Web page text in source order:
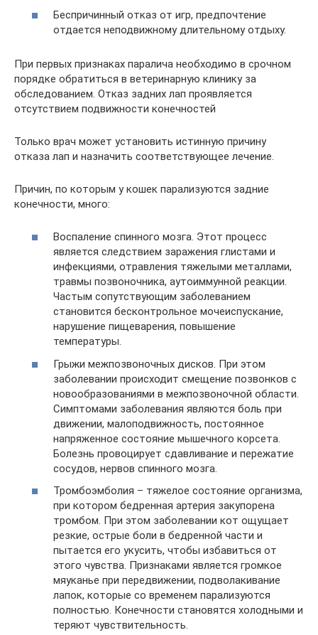
Беспричинный отказ от игр, предпочтение
отдается неподвижному длительному отдыху.
При первых признаках паралича необходимо в срочном
порядке обратиться в ветеринарную клинику за
обследованием. Отказ задних лап проявляется
отсутствием подвижности конечностей
Только врач может установить истинную причину
отказа лап и назначить соответствующее лечение.
Причин, по которым у кошек парализуются задние
конечности, много:
Воспаление спинного мозга. Этот процесс
является следствием заражения глистами и
инфекциями, отравления тяжелыми металлами,
травмы позвоночника, аутоиммунной реакции.
Частым сопутствующим заболеванием
становится бесконтрольное мочеиспускание,
нарушение пищеварения, повышение
температуры.
Грыжи межпозвоночных дисков. При этом
заболевании происходит смещение позвонков с
новообразованиями в межпозвоночной области.
Симптомами заболевания являются боль при
движении, малоподвижность, постоянное
напряженное состояние мышечного корсета.
Болезнь провоцирует сдавливание и пережатие
сосудов, нервов спинного мозга.
Тромбоэмболия – тяжелое состояние организма,
при котором бедренная артерия закупорена
тромбом. При этом заболевании кот ощущает
резкие, острые боли в бедренной части и
пытается его укусить, чтобы избавиться от
этого чувства. Признаками является громкое
мяуканье при передвижении, подволакивание
лапок, которые со временем парализуются
полностью. Конечности становятся холодными и
теряют чувствительность.